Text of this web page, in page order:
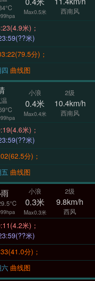
Max0.5米 西南风
- 18:23(4.9米)；
- 23:59(??米)
分)；
四 曲线图
小浪
0.4米
Max0.4米
2级
10.4km/h
西南风
- 19:19(4.6米)；
- 23:59(??米)
分)；
五 曲线图
小浪
0.3米
Max0.3米
2级
9.8km/h
西风
- 20:11(4.2米)；
- 23:59(??米)
分)；
六 曲线图